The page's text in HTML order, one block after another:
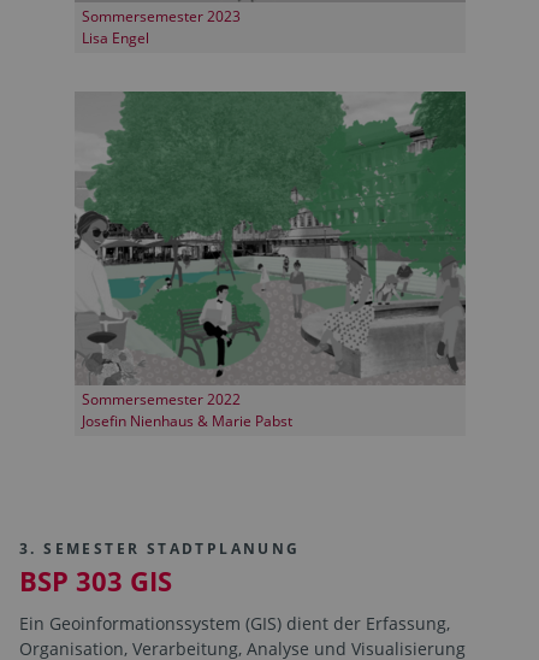
Sommersemester 2023
Lisa Engel
Sommersemester 2022
Josefin Nienhaus & Marie Pabst
3. SEMESTER STADTPLANUNG
BSP 303 GIS
Ein Geoinformationssystem (GIS) dient der Erfassung,
Organisation, Verarbeitung, Analyse und Visualisierung